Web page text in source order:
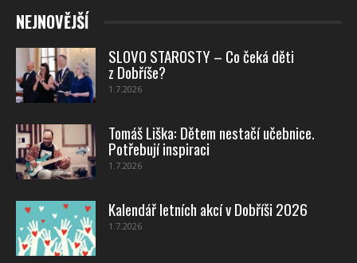
NEJNOVĚJŠÍ
SLOVO STAROSTY – Co čeká děti
z Dobříše?
1.7.2026
Tomáš Liška: Dětem nestačí učebnice.
Potřebují inspiraci
1.7.2026
Kalendář letních akcí v Dobříši 2026
1.7.2026